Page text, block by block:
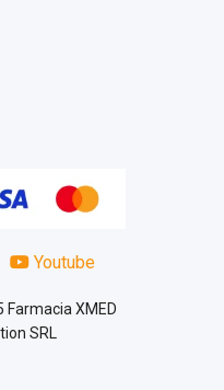
Youtube
XMED
SRL